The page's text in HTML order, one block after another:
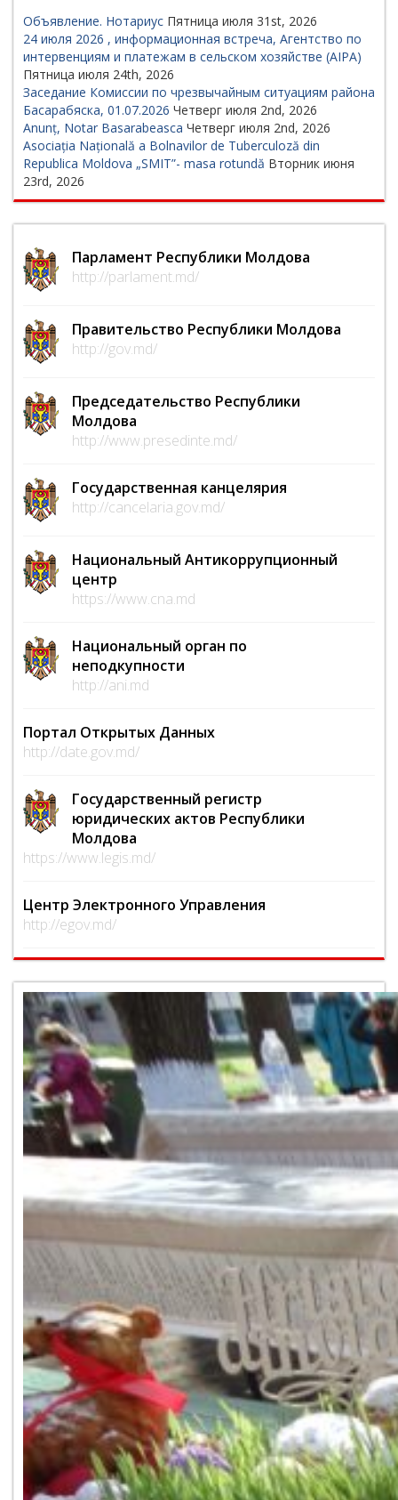
Объявление. Нотариус Пятница июля 31st, 2026
24 июля 2026 , информационная встреча, Агентство по
интервенциям и платежам в сельском хозяйстве (AIPA)
Пятница июля 24th, 2026
Заседание Комиссии по чрезвычайным ситуациям района
Басарабяска, 01.07.2026 Четверг июля 2nd, 2026
Anunț, Notar Basarabeasca Четверг июля 2nd, 2026
Asociația Națională a Bolnavilor de Tuberculoză din
Republica Moldova „SMIT”- masa rotundă Вторник июня
23rd, 2026
Парламент Республики Молдова
http://parlament.md/
Правительство Республики Молдова
http://gov.md/
Председательство Республики
Молдова
http://www.presedinte.md/
Государственная канцелярия
http://cancelaria.gov.md/
Национальный Антикоррупционный
центр
https://www.cna.md
Национальный орган по
неподкупности
http://ani.md
Портал Открытых Данных
http://date.gov.md/
Государственный регистр
юридических актов Республики
Молдова
https://www.legis.md/
Центр Электронного Управления
http://egov.md/